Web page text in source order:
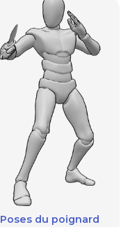
Poses du poignard